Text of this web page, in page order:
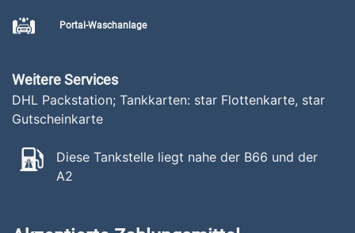
Portal-Waschanlage
Weitere Services
DHL Packstation; Tankkarten: star Flottenkarte, star
Gutscheinkarte
Diese Tankstelle liegt nahe der B66 und der
A2